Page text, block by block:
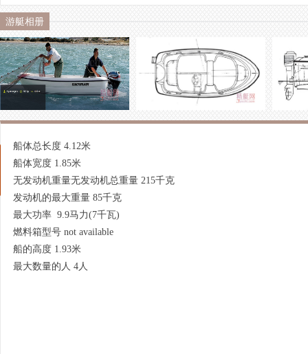
游艇相册
船体总长度 4.12米
船体宽度 1.85米
无发动机重量无发动机总重量 215千克
发动机的最大重量 85千克
最大功率 9.9马力(7千瓦)
燃料箱型号 not available
船的高度 1.93米
最大数量的人 4人